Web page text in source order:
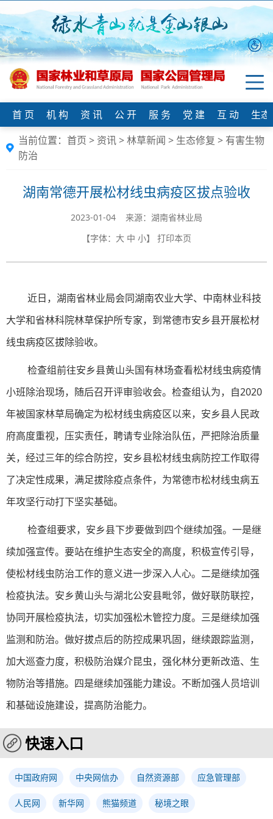
首 页 机 构 资 讯 公 开 服 务 党 建 互 动
生
当前位置： 首页 > 资讯>林草新闻 > 生态修复 > 有害生物
防治
湖南常德开展松材线虫病疫区拔点验收
2023-01-04 来源：​湖南省林业局
【字体： 大 中 小】 打印本页
近日，湖南省林业局会同湖南农业大学、中南林业科技
大学和省林科院林草保护所专家，到常德市安乡县开展松材
线虫病疫区拔除验收。
检查组前往安乡县黄山头国有林场查看松材线虫病疫情
小班除治现场，随后召开评审验收会。检查组认为，自2020
年被国家林草局确定为松材线虫病疫区以来，安乡县人民政
府高度重视，压实责任，聘请专业除治队伍，严把除治质量
关，经过三年的综合防控，安乡县松材线虫病防控工作取得
了决定性成果，满足拔除疫点条件，为常德市松材线虫病五
年攻坚行动打下坚实基础。
检查组要求，安乡县下步要做到四个继续加强。一是继
续加强宣传。要站在维护生态安全的高度，积极宣传引导，
使松材线虫防治工作的意义进一步深入人心。二是继续加强
检疫执法。安乡黄山头与湖北公安县毗邻，做好联防联控，
协同开展检疫执法，切实加强松木管控力度。三是继续加强
监测和防治。做好拔点后的防控成果巩固，继续跟踪监测，
加大巡查力度，积极防治媒介昆虫，强化林分更新改造、生
物防治等措施。四是继续加强能力建设。不断加强人员培训
和基础设施建设，提高防治能力。
快速入口
中国政府网 中央网信办 自然资源部 应急管理部
人民网 新华网 熊猫频道 秘境之眼